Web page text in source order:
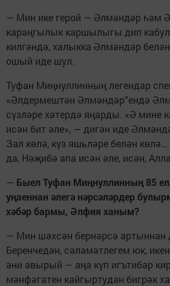
— Мин ике герой — Әлмәндәр һәм
караңгылык каршылыгы дип
килгәндә, халыкка Әлмәндәр
ошый иде шул.
Туфан Миңнуллинның легендар
«Әлдермештән Әлмәндәр”ендә
сүзләре хәтердә яңарды. «Ә мине
исән бит әле», — дигән иде
Зал көлә, күз яшьләре белән
да, Нәҗибә апа исән әле, исән,
— Быел Туфан Миңнуллинның 85
уңаеннан әлегә нәрсәләрдер
хәбәр бармы, Әлфия ханым?
— Мин шәхсән бернәрсә
Беренчедән, сәламәтлегем юк,
әни авырый — аңа күп игътибар
мәнфәгатен кайгыртудан бигрәк